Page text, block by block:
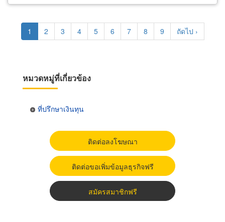
Pagination
Current
page
1 Page
2 Page
3 Page
4 Page
5 Page
6 Page
7 Page
8 Page
9
Next
page
ถัดไป ›
หมวดหมู่ที่เกี่ยวข้อง
ที่ปรึกษาเงินทุน
ติดต่อลงโฆษณา
ติดต่อขอเพิ่มข้อมูลธุรกิจฟรี
สมัครสมาชิกฟรี